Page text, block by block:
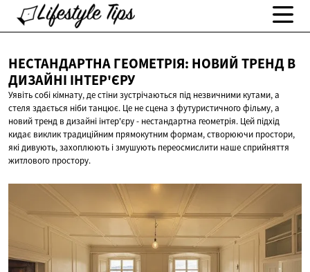
НЕСТАНДАРТНА ГЕОМЕТРІЯ: НОВИЙ ТРЕНД В
ДИЗАЙНІ ІНТЕР'ЄРУ
Уявіть собі кімнату, де стіни зустрічаються під незвичними кутами, а
стеля здається ніби танцює. Це не сцена з футуристичного фільму, а
новий тренд в дизайні інтер'єру - нестандартна геометрія. Цей підхід
кидає виклик традиційним прямокутним формам, створюючи простори,
які дивують, захоплюють і змушують переосмислити наше сприйняття
житлового простору.